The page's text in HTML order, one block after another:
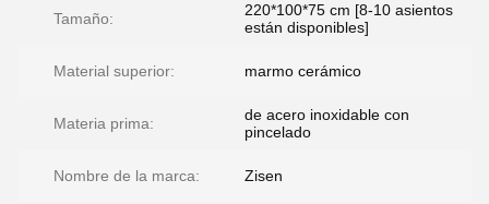
Tamaño:
220*100*75 cm [8-10 asientos
están disponibles]
Material superior: marmo cerámico
Materia prima:
de acero inoxidable con
pincelado
Nombre de la marca: Zisen